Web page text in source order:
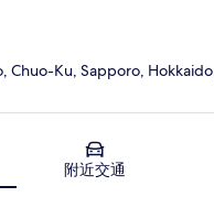
地圖
Chuo-Ku, Sapporo,
附近交通